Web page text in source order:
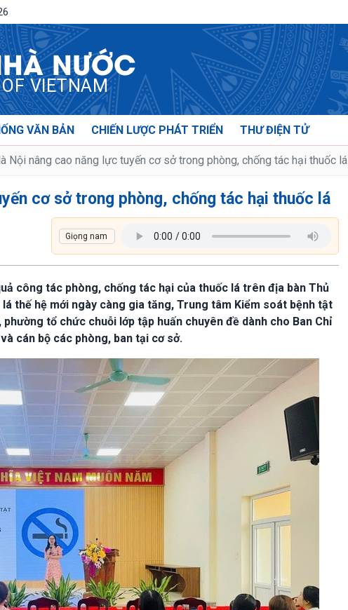
NƯỚC
VIETNAM
VĂN BẢN CHIẾN LƯỢC PHÁT TRIỂN THƯ ĐIỆN TỬ
Nội nâng cao năng lực tuyến cơ sở trong phòng, chống tác hại thuốc lá
cơ sở trong phòng, chống tác hại thuốc lá
công tác phòng, chống tác hại của thuốc lá trên địa bàn Thủ
thế hệ mới ngày càng gia tăng, Trung tâm Kiểm soát bệnh tật
phường tổ chức chuỗi lớp tập huấn chuyên đề dành cho Ban Chỉ
cán bộ các phòng, ban tại cơ sở.